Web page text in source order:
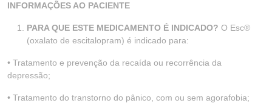
INFORMAÇÕES AO PACIENTE
PARA QUE ESTE MEDICAMENTO É INDICADO? O Esc®
(oxalato de escitalopram) é indicado para:
• Tratamento e prevenção da recaída ou recorrência da
depressão;
• Tratamento do transtorno do pânico, com ou sem agorafobia;